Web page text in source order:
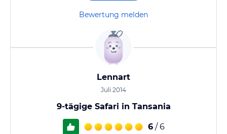
Bewertung melden
Lennart
Juli 2014
9-tägige Safari in Tansania
6 / 6